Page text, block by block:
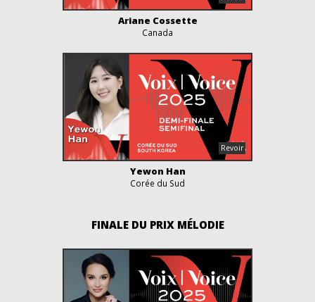
Ariane Cossette
Canada
Yewon Han
Corée du Sud
FINALE DU PRIX MÉLODIE